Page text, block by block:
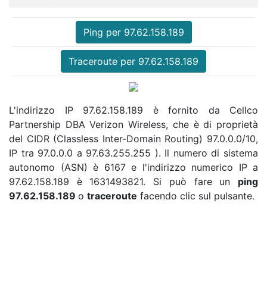
Ping per 97.62.158.189
Traceroute per 97.62.158.189
L'indirizzo IP 97.62.158.189 è fornito da Cellco
Partnership DBA Verizon Wireless, che è di proprietà
del CIDR (Classless Inter-Domain Routing) 97.0.0.0/10,
IP tra 97.0.0.0 a 97.63.255.255 ). Il numero di sistema
autonomo (ASN) è 6167 e l'indirizzo numerico IP a
97.62.158.189 è 1631493821. Si può fare un ping
97.62.158.189 o traceroute facendo clic sul pulsante.